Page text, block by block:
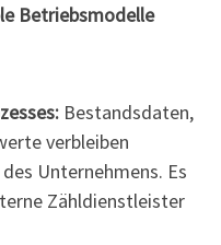
Betriebsmodelle
Bestandsdaten,
verbleiben
Unternehmens. Es
Zähldienstleister